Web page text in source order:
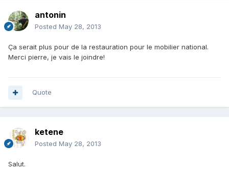
antonin
Posted May 28, 2013
Ça serait plus pour de la restauration pour le mobilier national.
Merci pierre, je vais le joindre!
Quote
ketene
Posted May 28, 2013
Salut.